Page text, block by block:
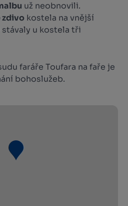
už neobnovili.
zdivo kostela na vnější
u kostela tři
faráře Toufara na faře je
bohoslužeb.